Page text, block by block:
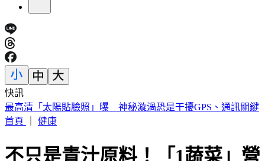
快訊
陳佩琪曝柯文哲生日心聲 監控腳環換手環沒不同：羞辱性更
強